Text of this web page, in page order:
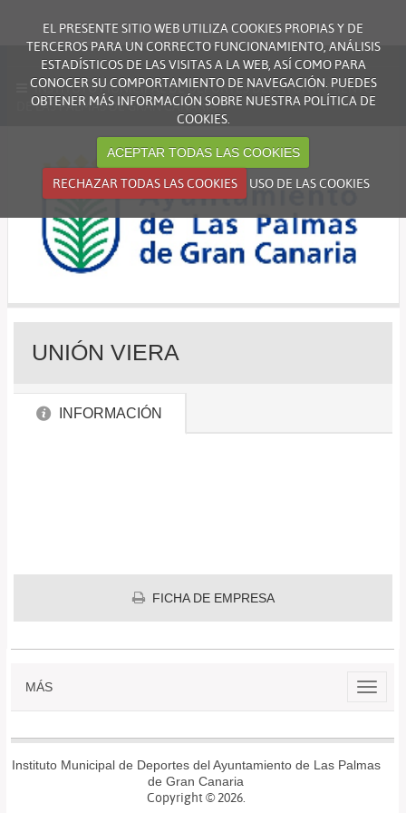
EL PRESENTE SITIO WEB UTILIZA COOKIES PROPIAS Y DE
TERCEROS PARA UN CORRECTO FUNCIONAMIENTO, ANÁLISIS
ESTADÍSTICOS DE LAS VISITAS A LA WEB, ASÍ COMO PARA
CONOCER SU COMPORTAMIENTO DE NAVEGACIÓN. PUEDES
OBTENER MÁS INFORMACIÓN SOBRE NUESTRA POLÍTICA DE
COOKIES.
ACEPTAR TODAS LAS COOKIES
RECHAZAR TODAS LAS COOKIES USO DE LAS COOKIES
INSTITUTO MUNICIPAL DE DEPORTES DEL AYUNTAMIENTO
DE LAS PALMAS DE GRAN CANARIA
UNIÓN VIERA
INFORMACIÓN
FICHA DE EMPRESA
MÁS
Instituto Municipal de Deportes del Ayuntamiento de Las Palmas
de Gran Canaria
Copyright © 2026.